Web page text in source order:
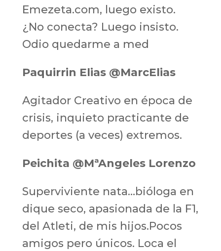
Emezeta.com, luego existo.
¿No conecta? Luego insisto.
Odio quedarme a med
Paquirrin Elias @MarcElias
Agitador Creativo en época de
crisis, inquieto practicante de
deportes (a veces) extremos.
Peichita @MªAngeles Lorenzo
Superviviente nata…bióloga en
dique seco, apasionada de la F1,
del Atleti, de mis hijos.Pocos
amigos pero únicos. Loca el